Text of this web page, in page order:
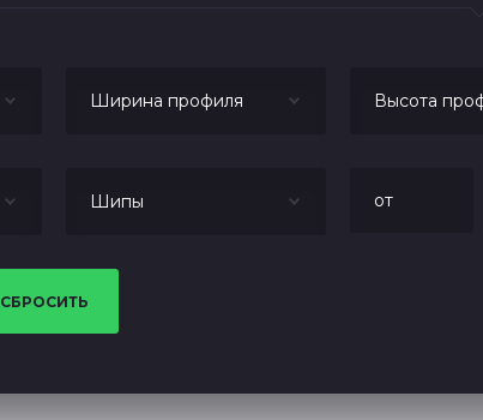
Ширина профиля Высота
Шипы
СБРОСИТЬ